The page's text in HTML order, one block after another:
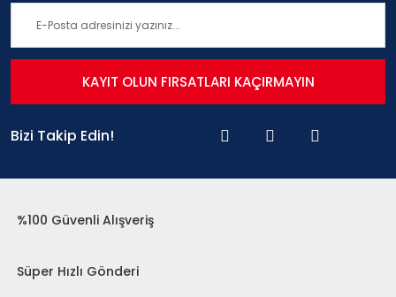
KAYIT OLUN FIRSATLARI KAÇIRMAYIN
Bizi Takip Edin!
%100 Güvenli Alışveriş
Süper Hızlı Gönderi